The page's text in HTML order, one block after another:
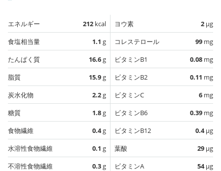
エネルギー 212 kcal
食塩相当量
1.1 g
たんぱく質
16.6g
脂質
15.9g
炭水化物
2.2g
糖質
1.8g
食物繊維
0.4g
水溶性食物繊維
0.1 g
不溶性食物繊維
0.3g
ヨウ素 2 µg
コレステロール
99 mg
ビタミンB1
0.08 mg
ビタミンB2
0.11 mg
ビタミンC
6 mg
ビタミンB6
0.39 mg
ビタミンB12
0.4µg
葉酸
29 µg
ビタミンA
54µg